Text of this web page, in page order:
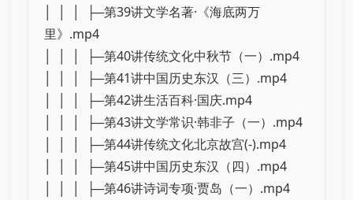
│ │ │ ├─第39讲文学名著·《海底两万
里》.mp4
│ │ │ ├─第40讲传统文化中秋节（一）.mp4
│ │ │ ├─第41讲中国历史东汉（三）.mp4
│ │ │ ├─第42讲生活百科·国庆.mp4
│ │ │ ├─第43讲文学常识·韩非子（一）.mp4
│ │ │ ├─第44讲传统文化北京故宫(-).mp4
│ │ │ ├─第45讲中国历史东汉（四）.mp4
│ │ │ ├─第46讲诗词专项·贾岛（一）.mp4